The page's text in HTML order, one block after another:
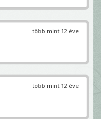
több mint 12 éve
több mint 12 éve